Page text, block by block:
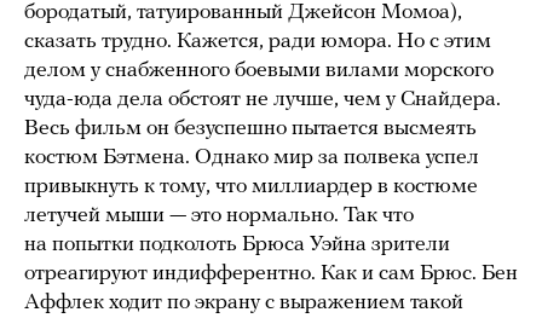
бородатый, татуированный Джейсон Момоа),
сказать трудно. Кажется, ради юмора. Но с этим
делом у снабженного боевыми вилами морского
чуда-юда дела обстоят не лучше, чем у Снайдера.
Весь фильм он безуспешно пытается высмеять
костюм Бэтмена. Однако мир за полвека успел
привыкнуть к тому, что миллиардер в костюме
летучей мыши — это нормально. Так что
на попытки подколоть Брюса Уэйна зрители
отреагируют индифферентно. Как и сам Брюс. Бен
Аффлек ходит по экрану с выражением такой